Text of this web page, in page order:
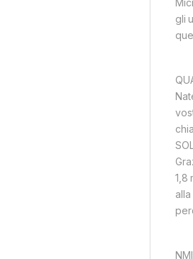
gli
1,8